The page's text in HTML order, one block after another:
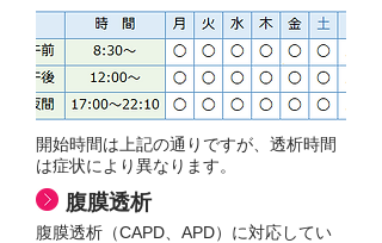
開始時間は上記の通りですが、透析時間
は症状により異なります。
腹膜透析
腹膜透析（CAPD、APD）に対応してい